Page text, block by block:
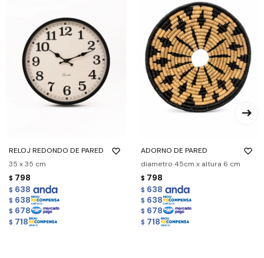
RELOJ REDONDO DE PARED
35 x 35 cm
$ 798
$ 638
$ 638
$ 678
$ 718
ADORNO DE PARED
diametro 45cm x altura 6 cm
$ 798
$ 638
$ 638
$ 678
$ 718